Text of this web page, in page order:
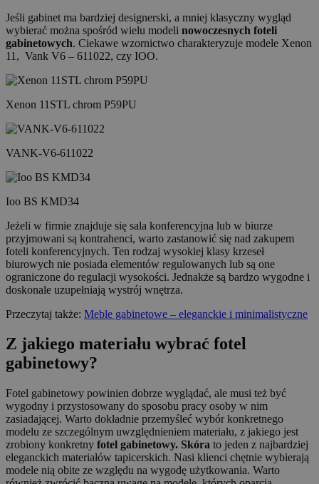
Jeśli gabinet ma bardziej designerski, a mniej klasyczny wygląd
wybierać można spośród wielu modeli nowoczesnych foteli
gabinetowych. Ciekawe wzornictwo charakteryzuje modele Xenon
11, Vank V6 – 611022, czy IOO.
Xenon 11STL chrom P59PU
VANK-V6-611022
Ioo BS KMD34
Jeżeli w firmie znajduje się sala konferencyjna lub w biurze
przyjmowani są kontrahenci, warto zastanowić się nad zakupem
foteli konferencyjnych. Ten rodzaj wysokiej klasy krzeseł
biurowych nie posiada elementów regulowanych lub są one
ograniczone do regulacji wysokości. Jednakże są bardzo wygodne i
doskonale uzupełniają wystrój wnętrza.
Przeczytaj także: Meble gabinetowe – eleganckie i minimalistyczne
Z jakiego materiału wybrać fotel
gabinetowy?
Fotel gabinetowy powinien dobrze wyglądać, ale musi też być
wygodny i przystosowany do sposobu pracy osoby w nim
zasiadającej. Warto dokładnie przemyśleć wybór konkretnego
modelu ze szczególnym uwzględnieniem materiału, z jakiego jest
zrobiony konkretny fotel gabinetowy. Skóra to jeden z najbardziej
eleganckich materiałów tapicerskich. Nasi klienci chętnie wybierają
modele nią obite ze względu na wygodę użytkowania. Warto